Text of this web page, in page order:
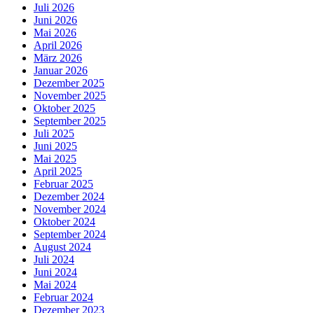
Juli 2026
Juni 2026
Mai 2026
April 2026
März 2026
Januar 2026
Dezember 2025
November 2025
Oktober 2025
September 2025
Juli 2025
Juni 2025
Mai 2025
April 2025
Februar 2025
Dezember 2024
November 2024
Oktober 2024
September 2024
August 2024
Juli 2024
Juni 2024
Mai 2024
Februar 2024
Dezember 2023